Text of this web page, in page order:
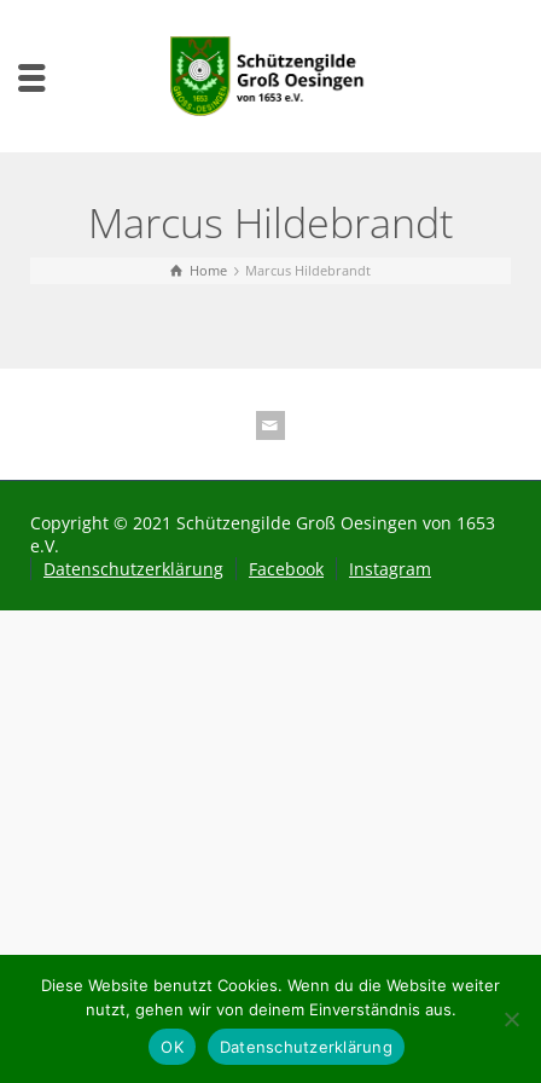
Marcus Hildebrandt
Home Marcus Hildebrandt
Copyright © 2021 Schützengilde Groß Oesingen von 1653
e.V.
Datenschutzerklärung
Facebook Instagram
Diese Website benutzt Cookies. Wenn du die Website weiter
nutzt, gehen wir von deinem Einverständnis aus.
OK
Datenschutzerklärung